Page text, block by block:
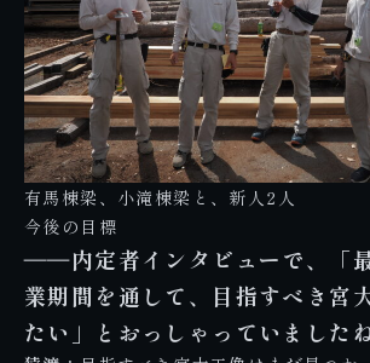
有馬棟梁、小滝棟梁と、新人2人
今後の目標
――内定者インタビューで、「
業期間を通して、目指すべき宮
たい」とおっしゃっていましたね